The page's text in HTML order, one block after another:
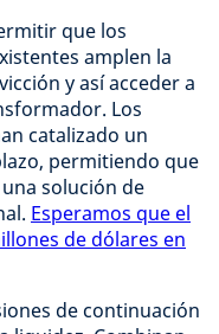
que los
amplen la
y así acceder a
Los
catalizado un
permitiendo que
solución de
Esperamos que el
de dólares en
de continuación